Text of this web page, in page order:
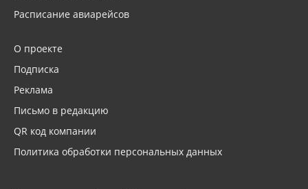
Расписание авиарейсов
О проекте
Подписка
Реклама
Письмо в редакцию
QR код компании
Политика обработки персональных данных